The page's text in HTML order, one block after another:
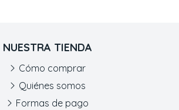
NUESTRA TIENDA
Cómo comprar
Quiénes somos
Formas de pago